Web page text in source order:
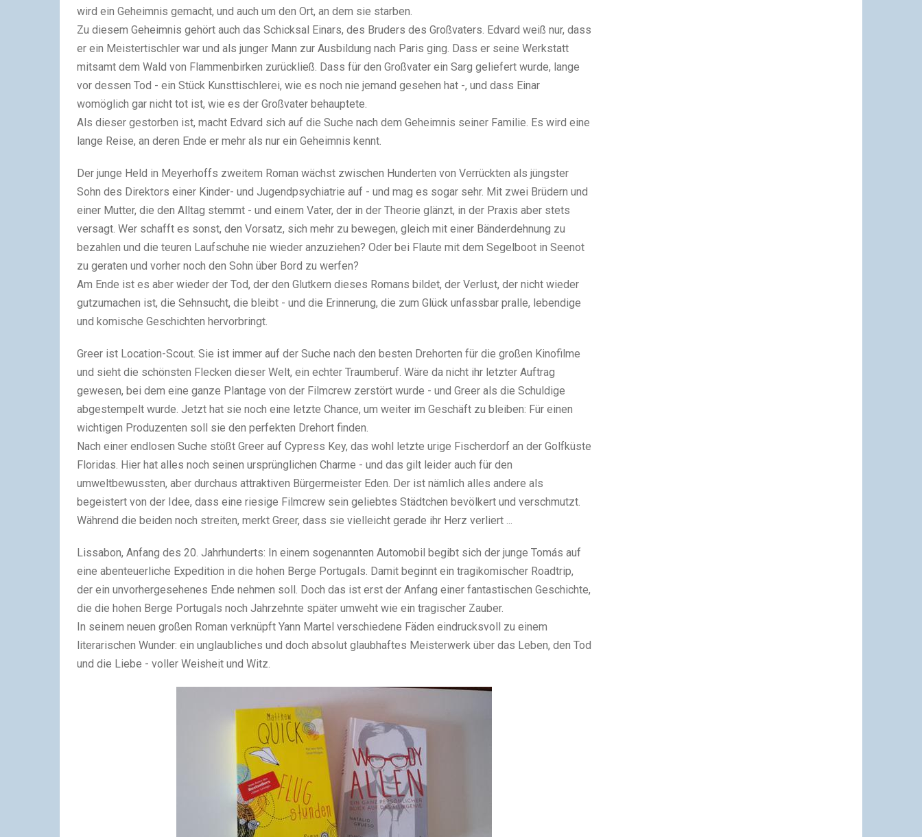
wird ein Geheimnis gemacht, und auch um den Ort, an dem sie starben.
Zu diesem Geheimnis gehört auch das Schicksal Einars, des Bruders des Großvaters. Edvard weiß nur, dass
er ein Meistertischler war und als junger Mann zur Ausbildung nach Paris ging. Dass er seine Werkstatt
mitsamt dem Wald von Flammenbirken zurückließ. Dass für den Großvater ein Sarg geliefert wurde, lange
vor dessen Tod - ein Stück Kunsttischlerei, wie es noch nie jemand gesehen hat -, und dass Einar
womöglich gar nicht tot ist, wie es der Großvater behauptete.
Als dieser gestorben ist, macht Edvard sich auf die Suche nach dem Geheimnis seiner Familie. Es wird eine
lange Reise, an deren Ende er mehr als nur ein Geheimnis kennt.
Der junge Held in Meyerhoffs zweitem Roman wächst zwischen Hunderten von Verrückten als jüngster
Sohn des Direktors einer Kinder- und Jugendpsychiatrie auf - und mag es sogar sehr. Mit zwei Brüdern und
einer Mutter, die den Alltag stemmt - und einem Vater, der in der Theorie glänzt, in der Praxis aber stets
versagt. Wer schafft es sonst, den Vorsatz, sich mehr zu bewegen, gleich mit einer Bänderdehnung zu
bezahlen und die teuren Laufschuhe nie wieder anzuziehen? Oder bei Flaute mit dem Segelboot in Seenot
zu geraten und vorher noch den Sohn über Bord zu werfen?
Am Ende ist es aber wieder der Tod, der den Glutkern dieses Romans bildet, der Verlust, der nicht wieder
gutzumachen ist, die Sehnsucht, die bleibt - und die Erinnerung, die zum Glück unfassbar pralle, lebendige
und komische Geschichten hervorbringt.
Greer ist Location-Scout. Sie ist immer auf der Suche nach den besten Drehorten für die großen Kinofilme
und sieht die schönsten Flecken dieser Welt, ein echter Traumberuf. Wäre da nicht ihr letzter Auftrag
gewesen, bei dem eine ganze Plantage von der Filmcrew zerstört wurde - und Greer als die Schuldige
abgestempelt wurde. Jetzt hat sie noch eine letzte Chance, um weiter im Geschäft zu bleiben: Für einen
wichtigen Produzenten soll sie den perfekten Drehort finden.
Nach einer endlosen Suche stößt Greer auf Cypress Key, das wohl letzte urige Fischerdorf an der Golfküste
Floridas. Hier hat alles noch seinen ursprünglichen Charme - und das gilt leider auch für den
umweltbewussten, aber durchaus attraktiven Bürgermeister Eden. Der ist nämlich alles andere als
begeistert von der Idee, dass eine riesige Filmcrew sein geliebtes Städtchen bevölkert und verschmutzt.
Während die beiden noch streiten, merkt Greer, dass sie vielleicht gerade ihr Herz verliert ...
Lissabon, Anfang des 20. Jahrhunderts: In einem sogenannten Automobil begibt sich der junge Tomás auf
eine abenteuerliche Expedition in die hohen Berge Portugals. Damit beginnt ein tragikomischer Roadtrip,
der ein unvorhergesehenes Ende nehmen soll. Doch das ist erst der Anfang einer fantastischen Geschichte,
die die hohen Berge Portugals noch Jahrzehnte später umweht wie ein tragischer Zauber.
In seinem neuen großen Roman verknüpft Yann Martel verschiedene Fäden eindrucksvoll zu einem
literarischen Wunder: ein unglaubliches und doch absolut glaubhaftes Meisterwerk über das Leben, den Tod
und die Liebe - voller Weisheit und Witz.